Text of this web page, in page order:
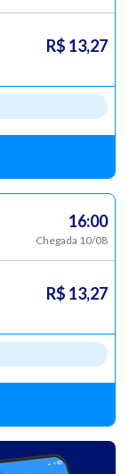
R$ 13,27
16:00
Chegada 10/08
R$ 13,27